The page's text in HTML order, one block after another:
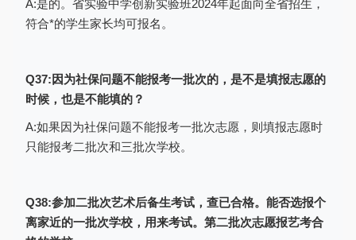
（截图为2023年志愿填报表格）
考生核对自己填报的志愿信息是否有
误，如需要修改，考生在志愿填报有效期内
点击上图（如上图）中的
息。
注意：
A:是的。省实验中学创新实验班2024年起面向全省招生，
符合*的学生家长均可报名。
Q37:因为社保问题不能报考一批次的，是不是填报志愿的
时候，也是不能填的？
A:如果因为社保问题不能报考一批次志愿，则填报志愿时
只能报考二批次和三批次学校。
Q38:参加二批次艺术后备生考试，查已合格。能否选报个
离家近的一批次学校，用来考试。第二批次志愿报艺考合